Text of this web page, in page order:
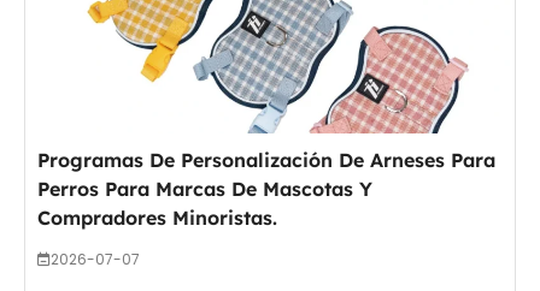
Programas De Personalización De Arneses Para
Perros Para Marcas De Mascotas Y
Compradores Minoristas.
2026-07-07